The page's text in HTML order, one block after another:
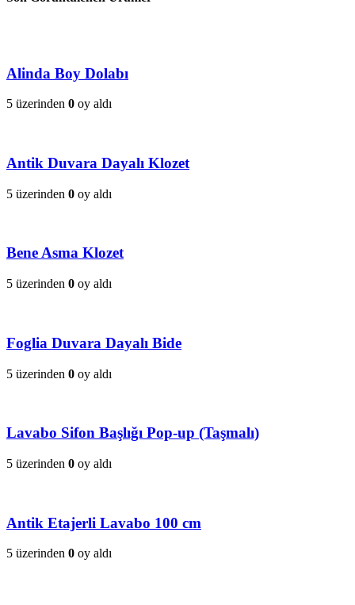
Alinda Boy Dolabı
5 üzerinden 0 oy aldı
Antik Duvara Dayalı Klozet
5 üzerinden 0 oy aldı
Bene Asma Klozet
5 üzerinden 0 oy aldı
Foglia Duvara Dayalı Bide
5 üzerinden 0 oy aldı
Lavabo Sifon Başlığı Pop-up (Taşmalı)
5 üzerinden 0 oy aldı
Antik Etajerli Lavabo 100 cm
5 üzerinden 0 oy aldı